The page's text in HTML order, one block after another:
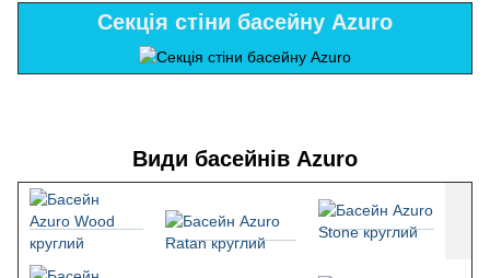
Секція стіни басейну Azuro
Види басейнів Azuro